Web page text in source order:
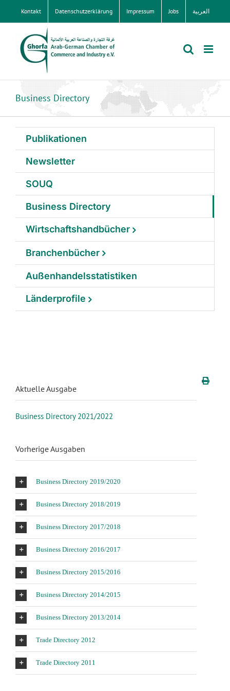
Kontakt Datenschutzerklärung Impressum Jobs العربية
Business Directory
Aktuelle Ausgabe
Business Directory 2021/2022
Vorherige Ausgaben
Business Directory 2019/2020
Business Directory 2018/2019
Business Directory 2017/2018
Business Directory 2016/2017
Business Directory 2015/2016
Business Directory 2014/2015
Business Directory 2013/2014
Trade Directory 2012
Trade Directory 2011
Publikationen
Newsletter
SOUQ
Business Directory
Wirtschaftshandbücher
Branchenbücher
Außenhandelsstatistiken
Länderprofile